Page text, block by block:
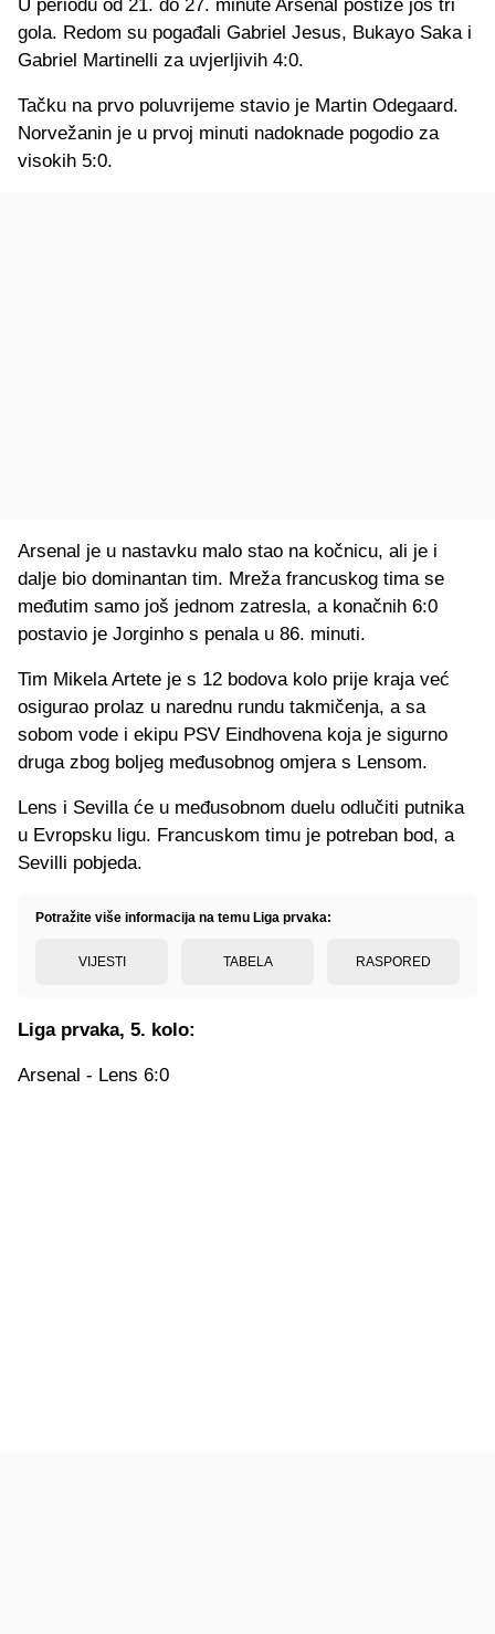
U periodu od 21. do 27. minute Arsenal postiže još tri
gola. Redom su pogađali Gabriel Jesus, Bukayo Saka i
Gabriel Martinelli za uvjerljivih 4:0.
Tačku na prvo poluvrijeme stavio je Martin Odegaard.
Norvežanin je u prvoj minuti nadoknade pogodio za
visokih 5:0.
Arsenal je u nastavku malo stao na kočnicu, ali je i
dalje bio dominantan tim. Mreža francuskog tima se
međutim samo još jednom zatresla, a konačnih 6:0
postavio je Jorginho s penala u 86. minuti.
Tim Mikela Artete je s 12 bodova kolo prije kraja već
osigurao prolaz u narednu rundu takmičenja, a sa
sobom vode i ekipu PSV Eindhovena koja je sigurno
druga zbog boljeg međusobnog omjera s Lensom.
Lens i Sevilla će u međusobnom duelu odlučiti putnika
u Evropsku ligu. Francuskom timu je potreban bod, a
Sevilli pobjeda.
Potražite više informacija na temu Liga prvaka:
VIJESTI TABELA RASPORED
Liga prvaka, 5. kolo:
Arsenal - Lens 6:0